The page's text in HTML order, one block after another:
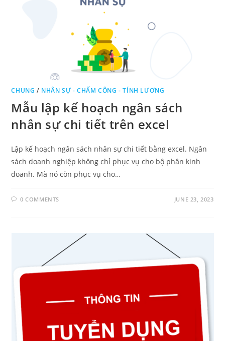
CHUNG / NHÂN SỰ - CHẤM CÔNG - TÍNH LƯƠNG
Mẫu lập kế hoạch ngân sách
nhân sự chi tiết trên excel
Lập kế hoạch ngân sách nhân sự chi tiết bằng excel. Ngân
sách doanh nghiệp không chỉ phục vụ cho bộ phân kinh
doanh. Mà nó còn phục vụ cho…
0 COMMENTS JUNE 23, 2023